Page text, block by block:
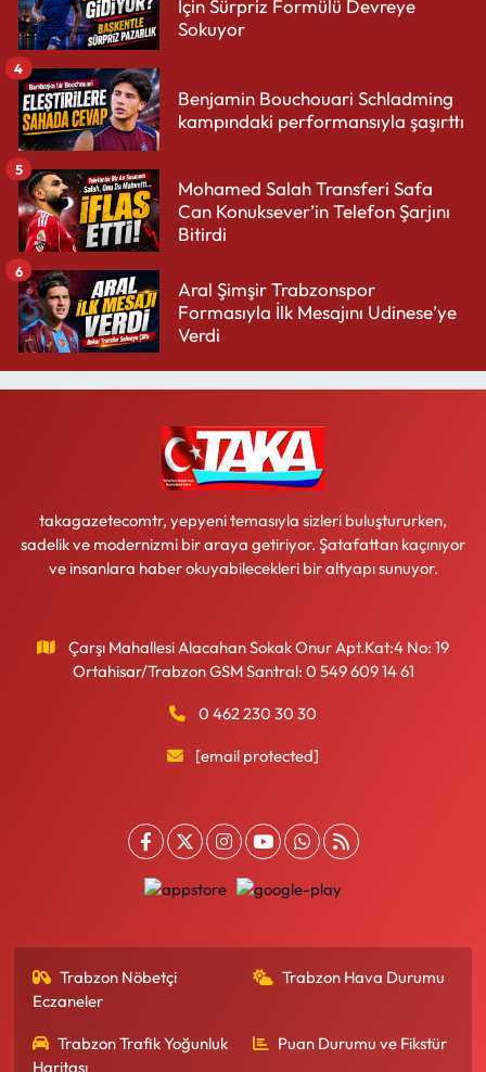
İçin Sürpriz Formülü Devreye
Sokuyor
Benjamin Bouchouari Schladming
kampındaki performansıyla şaşırttı
4
Mohamed Salah Transferi Safa
Can Konuksever’in Telefon Şarjını
Bitirdi
5
Aral Şimşir Trabzonspor
Formasıyla İlk Mesajını Udinese’ye
Verdi
6
takagazetecomtr, yepyeni temasıyla sizleri buluştururken,
sadelik ve modernizmi bir araya getiriyor. Şatafattan kaçınıyor
ve insanlara haber okuyabilecekleri bir altyapı sunuyor.
Çarşı Mahallesi Alacahan Sokak Onur Apt.Kat:4 No: 19
Ortahisar/Trabzon GSM Santral: 0 549 609 14 61
0 462 230 30 30
[email protected]
Trabzon Nöbetçi
Eczaneler
Trabzon Hava Durumu
Trabzon Trafik Yoğunluk
Haritası
Puan Durumu ve Fikstür